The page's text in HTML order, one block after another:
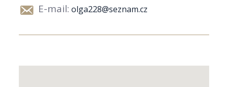
E-mail: olga228@seznam.cz